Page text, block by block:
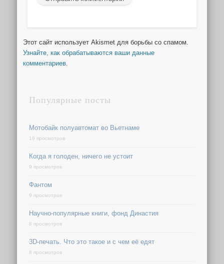
Этот сайт использует Akismet для борьбы со спамом.
Узнайте, как обрабатываются ваши данные
комментариев
Популярные посты
Мотобайк полуавтомат во Вьетнаме
19 просмотров
Когда я голоден, ничего не устоит
9 просмотров
Фантом
9 просмотров
Научно-популярные книги, фонд Династия
8 просмотров
3D-печать. Что это такое и с чем её едят
8 просмотров